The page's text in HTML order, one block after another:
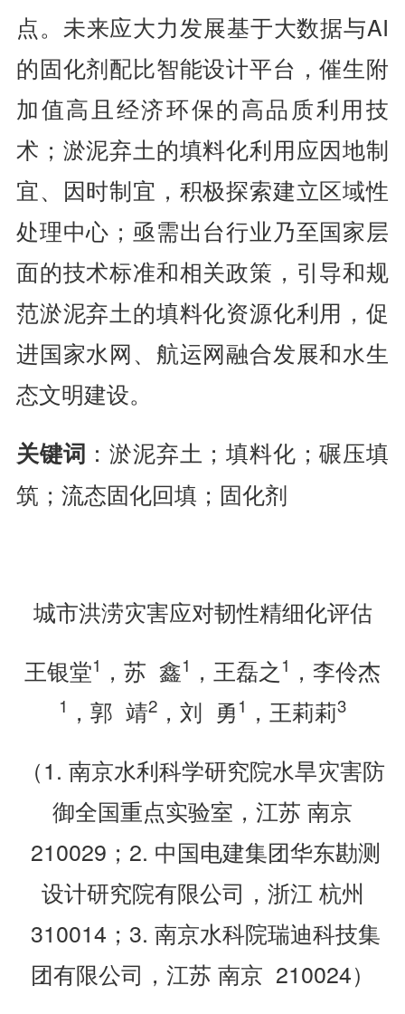
点。未来应大力发展基于大数据与AI
的固化剂配比智能设计平台，催生附
加值高且经济环保的高品质利用技
术；淤泥弃土的填料化利用应因地制
宜、因时制宜，积极探索建立区域性
处理中心；亟需出台行业乃至国家层
面的技术标准和相关政策，引导和规
范淤泥弃土的填料化资源化利用，促
进国家水网、航运网融合发展和水生
态文明建设。
关键词 ：淤泥弃土；填料化；碾压填
筑；流态固化回填；固化剂
城市洪涝灾害应对韧性精细化评估
王银堂1 ，苏 鑫1 ，王磊之 1 ，李伶杰
1 ，郭 靖2 ，刘 勇1 ，王莉莉3
（1. 南京水利科学研究院水旱灾害防
御全国重点实验室，江苏 南京
210029；2. 中国电建集团华东勘测
设计研究院有限公司，浙江 杭州
310014；3. 南京水科院瑞迪科技集
团有限公司，江苏 南京 210024）